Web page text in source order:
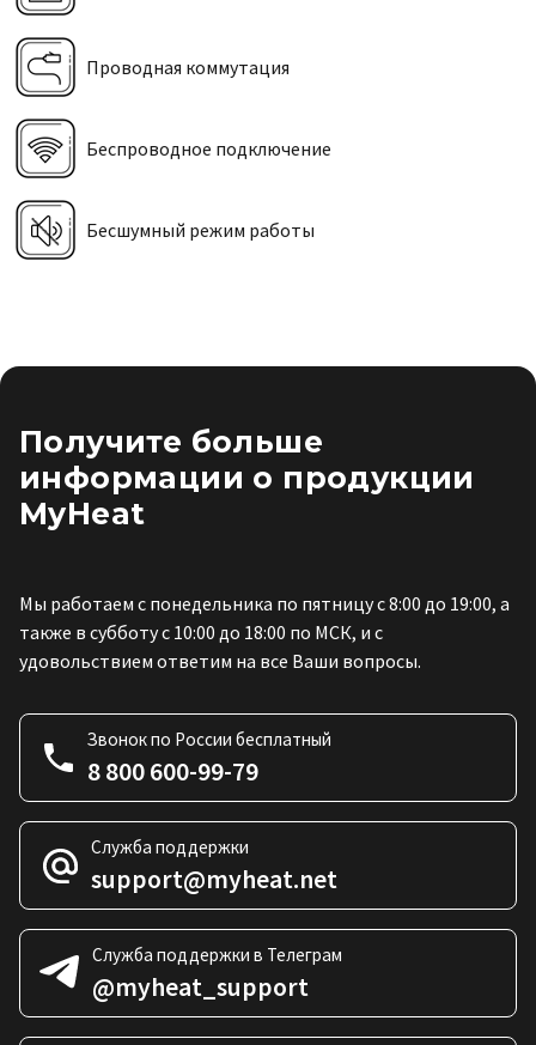
Проводная коммутация
Беспроводное подключение
Бесшумный режим работы
Получите больше
информации о продукции
MyHeat
Мы работаем с понедельника по пятницу с 8:00 до 19:00, а
также в субботу с 10:00 до 18:00 по МСК, и с
удовольствием ответим на все Ваши вопросы.
Звонок по России бесплатный
8 800 600-99-79
Служба поддержки
support@myheat.net
Служба поддержки в Телеграм
@myheat_support